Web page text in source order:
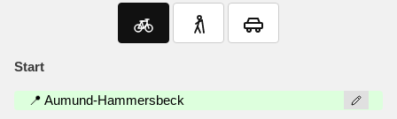
Start
📍 Aumund-Hammersbeck